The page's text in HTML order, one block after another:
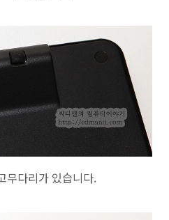
무다리가 있습니다.